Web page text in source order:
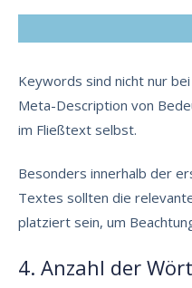
Keywords sind nicht nur
Meta-Description von
im Fließtext selbst.
Besonders innerhalb der
Textes sollten die
platziert sein, um
4. Anzahl der